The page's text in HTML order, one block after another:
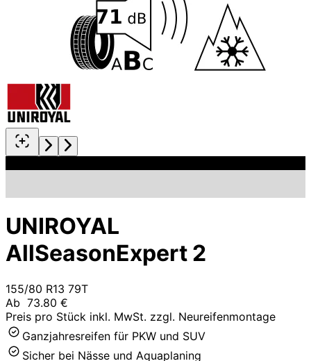
UNIROYAL
AllSeasonExpert 2
155/80 R13 79T
Ab 73.80 €
Preis pro Stück inkl. MwSt. zzgl. Neureifenmontage
Ganzjahresreifen für PKW und SUV
Sicher bei Nässe und Aquaplaning